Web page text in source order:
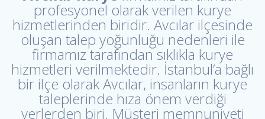
profesyonel olarak verilen kurye
hizmetlerinden biridir. Avcılar ilçesinde
oluşan talep yoğunluğu nedenleri ile
firmamız tarafından sıklıkla kurye
hizmetleri verilmektedir. İstanbul’a bağlı
bir ilçe olarak Avcılar, insanların kurye
taleplerinde hıza önem verdiği
yerlerden biri. Müşteri memnuniyeti